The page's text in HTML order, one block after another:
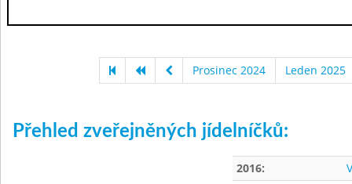
Prosinec 2024 Leden 2025
Přehled zveřejněných jídelníčků:
2016: